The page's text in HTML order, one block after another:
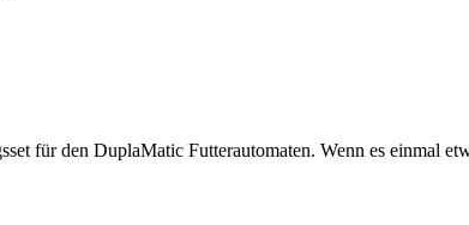
für den DuplaMatic Futterautomaten. Wenn es einmal